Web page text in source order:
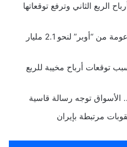
الربع الثاني وترفع توقعاتها
تمويل جديد يرفع تقييم “مووف” المدعومة من “أوبر” لنحو 2.1 مليار
الافتتاح بسبب توقعات أرباح مخيبة للربع
الأسواق توجه رسالة قاسية
مرتبطة بإيران